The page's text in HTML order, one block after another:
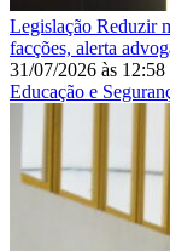
Legislação Reduzir
facções, alerta
31/07/2026 às 12:58
Educação e